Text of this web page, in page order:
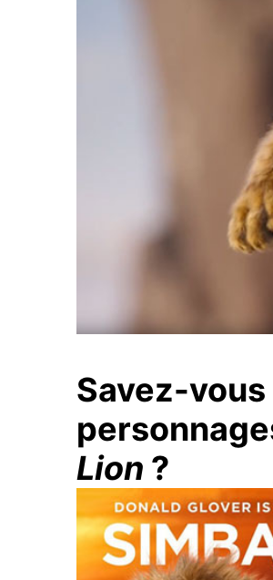
Savez-
Lion ?